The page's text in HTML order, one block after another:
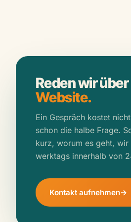
Reden wir über
Website.
Ein Gespräch kostet
schon die halbe Frage.
kurz, worum es geht, wir
werktags innerhalb von
Kontakt aufnehmen